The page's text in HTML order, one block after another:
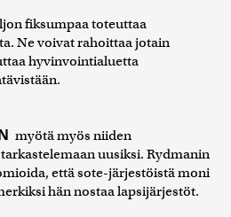
fiksumpaa toteuttaa
Ne voivat rahoittaa jotain
hyvinvointialuetta
myötä myös niiden
uusiksi. Rydmanin
että sote-järjestöistä moni
hän nostaa lapsijärjestöt.